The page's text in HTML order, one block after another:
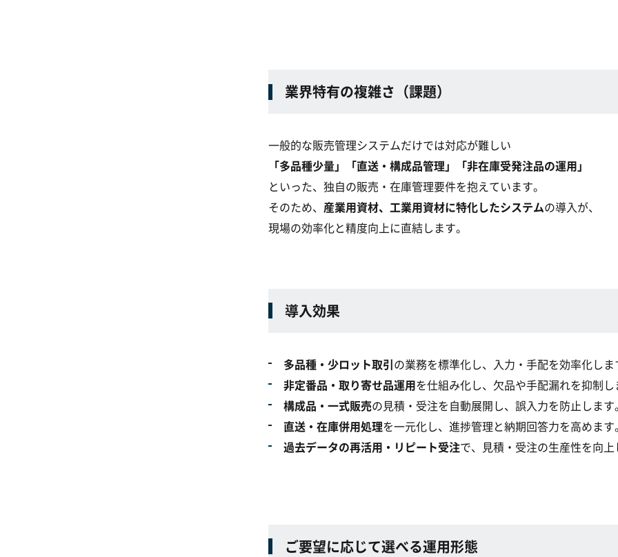
業界特有の複雑さ（課題）
一般的な販売管理システムだけでは対応が難しい
「多品種少量」「直送・構成品管理」「非在庫受発注品の運用」
といった、独自の販売・在庫管理要件を抱えています。
そのため、 産業用資材、工業用資材に特化したシステムの導入が、
現場の効率化と精度向上に直結します。
導入効果
多品種・少ロット取引の業務を標準化し、入力・手配を効率化しま
非定番品・取り寄せ品運用を仕組み化し、欠品や手配漏れを抑制し
構成品・一式販売の見積・受注を自動展開し、誤入力を防止します
直送・在庫併用処理を一元化し、進捗管理と納期回答力を高めます
過去データの再活用・リピート受注で、見積・受注の生産性を向
ご要望に応じて選べる運用形態